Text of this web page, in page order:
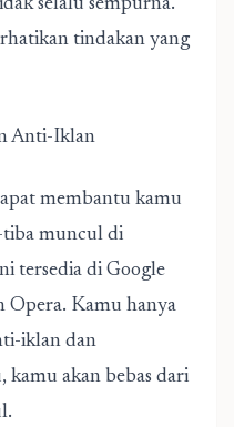
selalu sempurna.
tindakan yang
Anti-Iklan
membantu kamu
muncul di
tersedia di Google
Opera. Kamu hanya
iklan dan
kamu akan bebas dari